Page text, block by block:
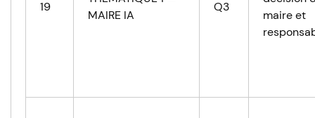
19
MAIRE IA
Q3
maire et